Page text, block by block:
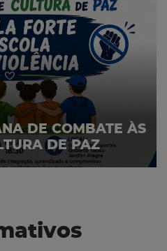
DE COMBATE ÀS
DE PAZ